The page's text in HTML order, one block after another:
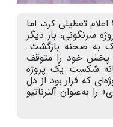
شبکه «من‌وتو» یک‌بار در آبان ۱۴۰۲ اعلام تعطیلی کرد، اما
پروژه سرنگونی، بار دیگر
به صحنه بازگشت.
پخش خود را متوقف
شکست یک پروژه
که قرار بود از دل
به‌عنوان آلترناتیو